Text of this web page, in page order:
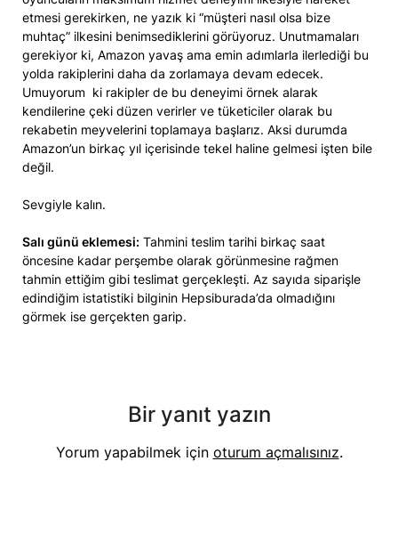
etmesi gerekirken, ne yazık ki “müşteri nasıl olsa bize
muhtaç” ilkesini benimsediklerini görüyoruz. Unutmamaları
gerekiyor ki, Amazon yavaş ama emin adımlarla ilerlediği bu
yolda rakiplerini daha da zorlamaya devam edecek.
Umuyorum ki rakipler de bu deneyimi örnek alarak
kendilerine çeki düzen verirler ve tüketiciler olarak bu
rekabetin meyvelerini toplamaya başlarız. Aksi durumda
Amazon’un birkaç yıl içerisinde tekel haline gelmesi işten bile
değil.
Sevgiyle kalın.
Salı günü eklemesi: Tahmini teslim tarihi birkaç saat
öncesine kadar perşembe olarak görünmesine rağmen
tahmin ettiğim gibi teslimat gerçekleşti. Az sayıda siparişle
edindiğim istatistiki bilginin Hepsiburada’da olmadığını
görmek ise gerçekten garip.
Bir yanıt yazın
Yorum yapabilmek için oturum açmalısınız.